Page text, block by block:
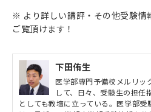
※ より詳しい講評・その他受験情
ご覧頂けます！
下田侑生
医学部専門予備校メルリッ
して、日々、受験生の担任
としても教壇に立っている。医学部